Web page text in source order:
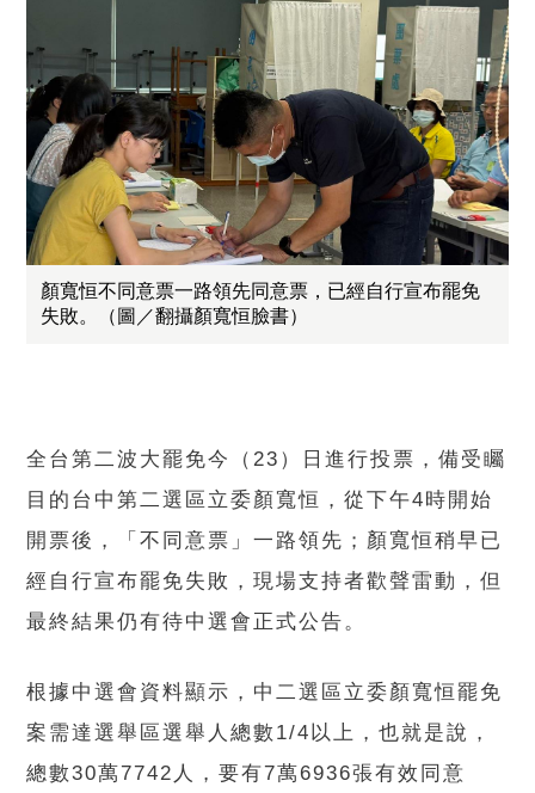
顏寬恒不同意票一路領先同意票，已經自行宣布罷免
失敗。（圖／翻攝顏寬恒臉書）
全台第二波大罷免今（23）日進行投票，備受矚
目的台中第二選區立委顏寬恒，從下午4時開始
開票後，「不同意票」一路領先；顏寬恒稍早已
經自行宣布罷免失敗，現場支持者歡聲雷動，但
最終結果仍有待中選會正式公告。
根據中選會資料顯示，中二選區立委顏寬恒罷免
案需達選舉區選舉人總數1/4以上，也就是說，
總數30萬7742人，要有7萬6936張有效同意